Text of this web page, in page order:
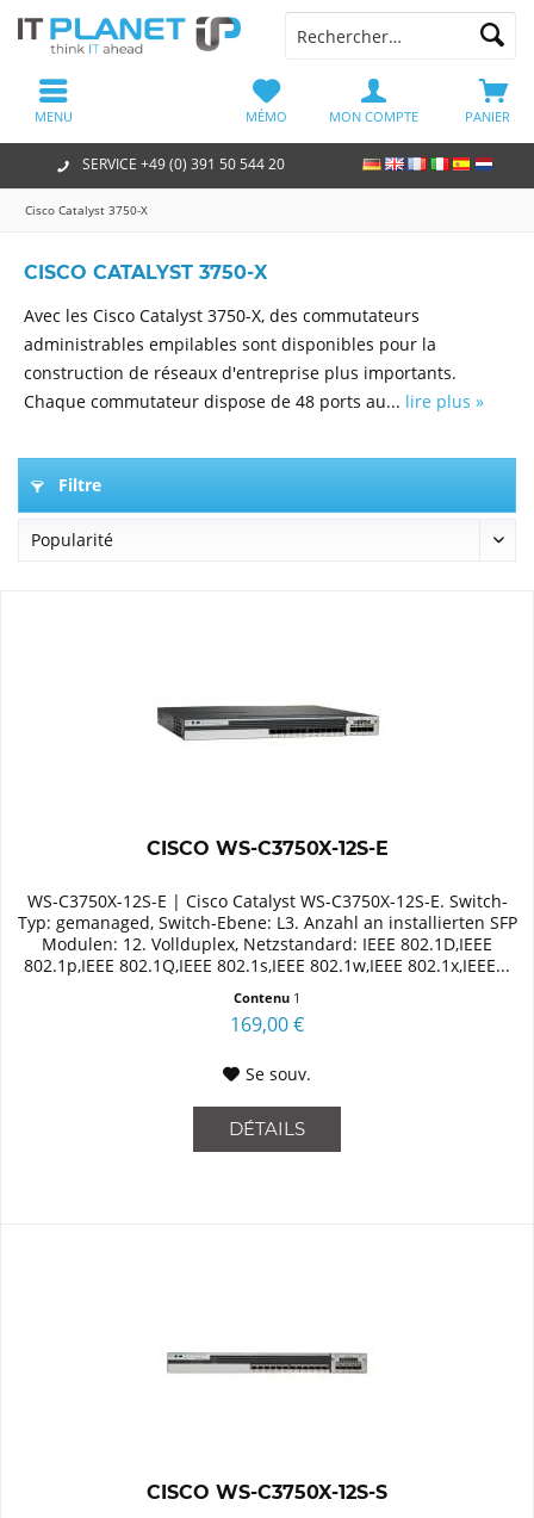
SERVICE +49 (0) 391 50 544 20
PANIER
MÉMO MON COMPTE
MENU
Cisco Catalyst 3750-X
CISCO CATALYST 3750-X
Avec les Cisco Catalyst 3750-X, des commutateurs
administrables empilables sont disponibles pour la
construction de réseaux d'entreprise plus importants.
Chaque commutateur dispose de 48 ports au... lire plus »
Filtre
CISCO WS-C3750X-12S-E
WS-C3750X-12S-E | Cisco Catalyst WS-C3750X-12S-E. Switch-
Typ: gemanaged, Switch-Ebene: L3. Anzahl an installierten SFP
Modulen: 12. Vollduplex, Netzstandard: IEEE 802.1D,IEEE
802.1p,IEEE 802.1Q,IEEE 802.1s,IEEE 802.1w,IEEE 802.1x,IEEE...
Contenu 1
169,00 €
Se souv.
DÉTAILS
CISCO WS-C3750X-12S-S